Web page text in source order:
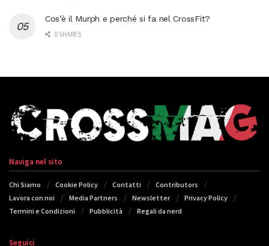
Cos’è il Murph e perché si fa nel CrossFit?
0 SHARES
Naviga nel sito
Chi Siamo Cookie Policy Contatti
Contributors
Lavora con noi
Media Partners Newsletter
Privacy Policy
Termini e Condizioni
Pubblicità Regali da nerd
Seguici